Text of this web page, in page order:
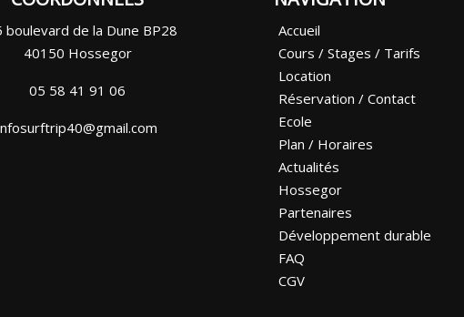
boulevard de la Dune BP28
40150 Hossegor
05 58 41 91 06
Accueil
Cours / Stages / Tarifs
Location
Réservation / Contact
Ecole
Plan / Horaires
Actualités
Hossegor
Partenaires
Développement durable
FAQ
CGV